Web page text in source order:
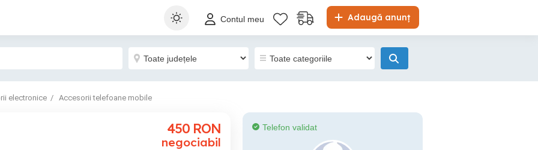
Adaugă anunț
Contul meu
electronice Accesorii telefoane mobile
450 RON
negociabil
Telefon validat